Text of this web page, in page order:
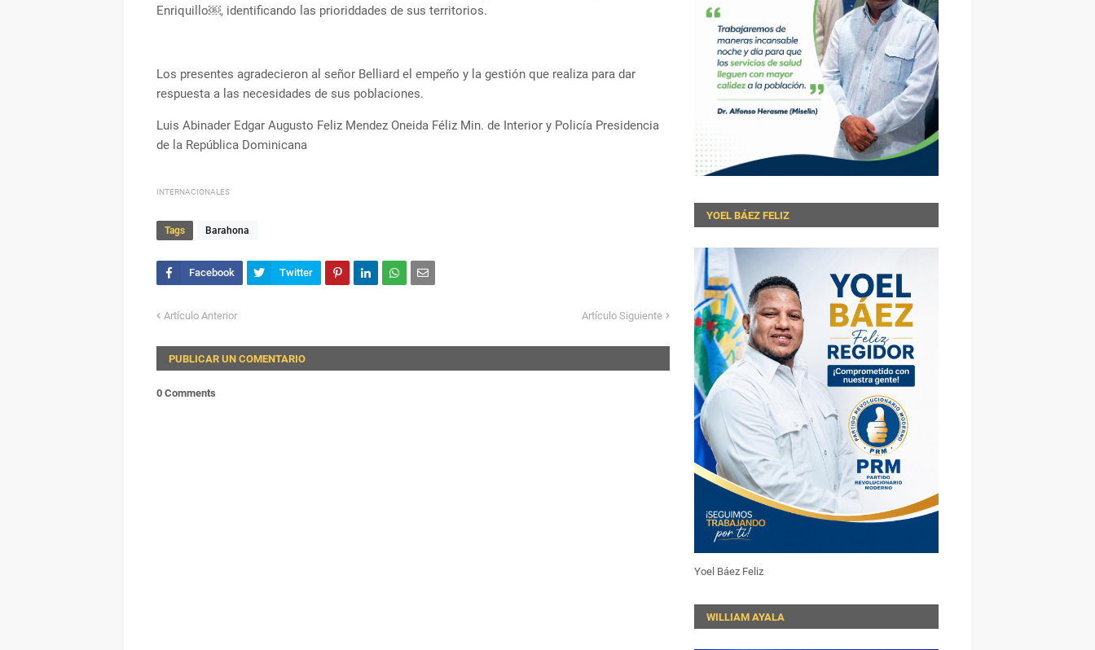
Enriquillo￼, identificando las prioriddades de sus territorios.
Los presentes agradecieron al señor Belliard el empeño y la gestión que realiza para dar
respuesta a las necesidades de sus poblaciones.
Luis Abinader Edgar Augusto Feliz Mendez Oneida Féliz Min. de Interior y Policía Presidencia
de la República Dominicana
INTERNACIONALES
Tags Barahona
Artículo Anterior Artículo Siguiente
PUBLICAR UN COMENTARIO
0 Comments
YOEL BÁEZ FELIZ
Yoel Báez Feliz
WILLIAM AYALA